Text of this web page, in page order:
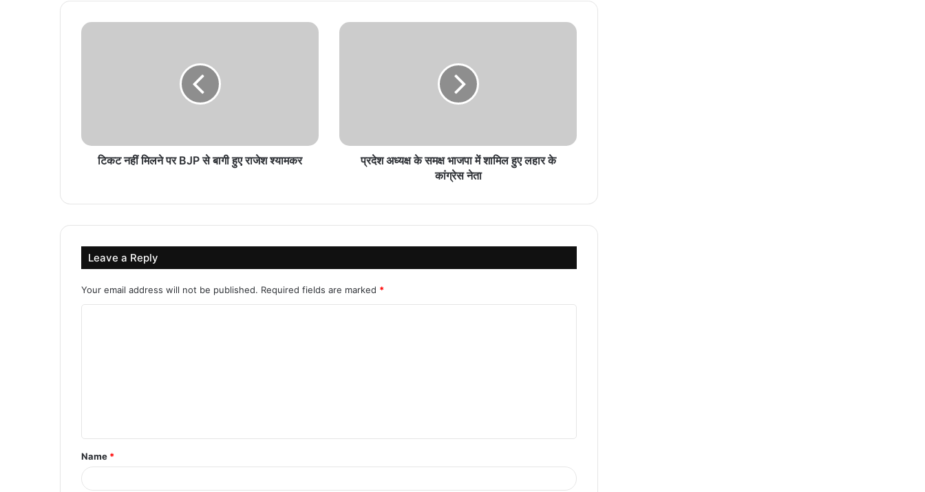
टिकट नहीं मिलने पर BJP से बागी हुए राजेश श्यामकर
प्रदेश अध्यक्ष के समक्ष भाजपा में शामिल हुए लहार के
कांग्रेस नेता
Leave a Reply
Your email address will not be published. Required fields are marked *
t
*
Name *